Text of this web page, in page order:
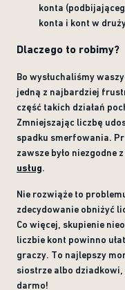
konta
konta i kont w
Dlaczego to robimy?
Bo wysłuchaliśmy
jedną z najbardziej
część takich działań
Zmniejszając liczbę
spadku smerfowania.
zawsze było niezgodne
usług.
Nie rozwiąże to
zdecydowanie obniżyć
Co więcej, skupienie
liczbie kont powinno
graczy. To najlepszy
siostrze albo dziadkowi,
darmo!